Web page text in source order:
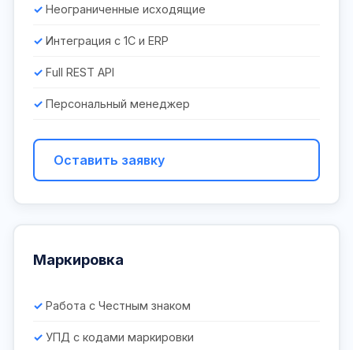
Неограниченные исходящие
Интеграция с 1С и ERP
Full REST API
Персональный менеджер
Оставить заявку
Маркировка
Работа с Честным знаком
УПД с кодами маркировки